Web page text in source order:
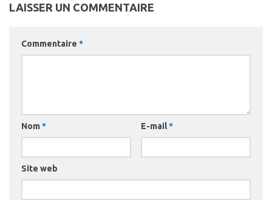
LAISSER UN COMMENTAIRE
Commentaire *
Nom * E-mail*
Site web